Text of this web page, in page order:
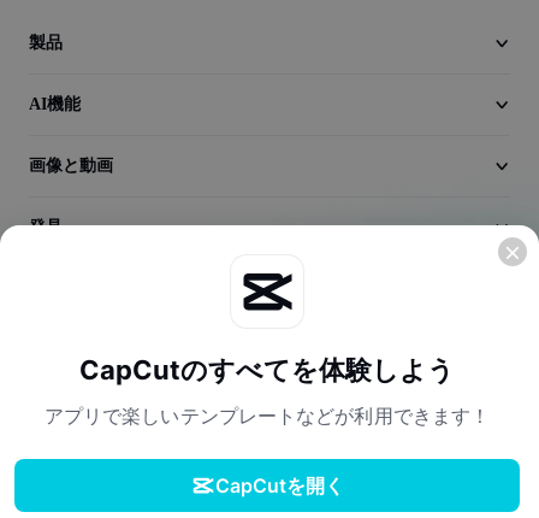
動画背景削除
品質向上
製品
AI機能
画像と動画
発見
プライバシーポリシー
Cookieポリシー
CapCutのすべてを体験しよう
アプリで楽しいテンプレートなどが利用できます！
CapCutを開く